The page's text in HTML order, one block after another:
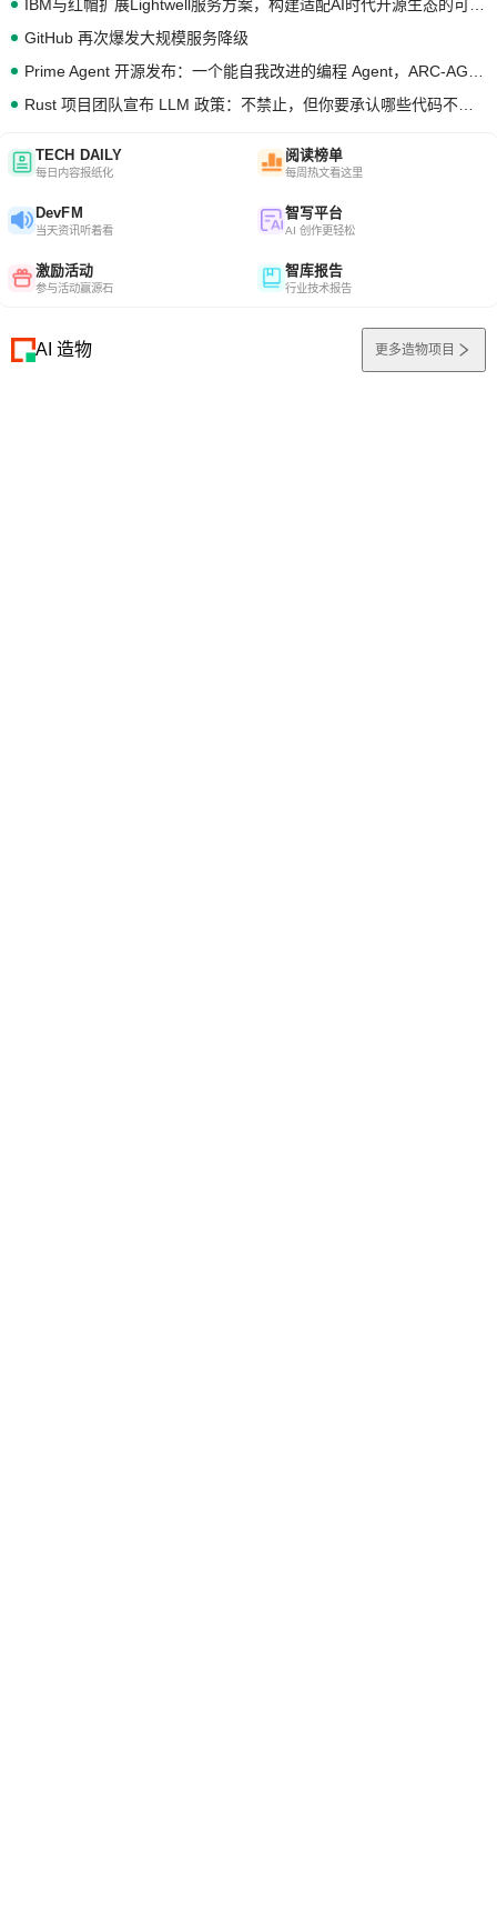
GitHub 再次爆发大规模服务降级
TECH DAILY
每日内容报纸化
阅读榜单
每周热文看这里
DevFM
当天资讯听着看
智写平台
AI 创作更轻松
激励活动
参与活动赢源石
智库报告
行业技术报告
AI 造物 更多造物项目